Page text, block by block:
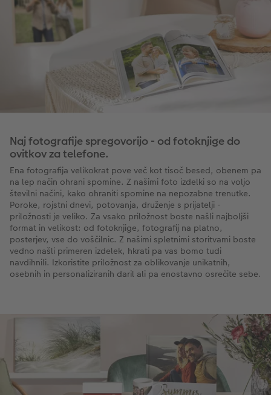
Naj fotografije spregovorijo - od fotoknjige do
ovitkov za telefone.
Ena fotografija velikokrat pove več kot tisoč besed, obenem pa
na lep način ohrani spomine. Z našimi foto izdelki so na voljo
številni načini, kako ohraniti spomine na nepozabne trenutke.
Poroke, rojstni dnevi, potovanja, druženje s prijatelji -
priložnosti je veliko. Za vsako priložnost boste našli najboljši
format in velikost: od fotoknjige, fotografij na platno,
posterjev, vse do voščilnic. Z našimi spletnimi storitvami boste
vedno našli primeren izdelek, hkrati pa vas bomo tudi
navdihnili. Izkoristite priložnost za oblikovanje unikatnih,
osebnih in personaliziranih daril ali pa enostavno osrečite sebe.